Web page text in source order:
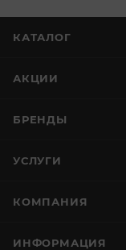
КАТАЛОГ
АКЦИИ
БРЕНДЫ
УСЛУГИ
КОМПАНИЯ
ИНФОРМАЦИЯ